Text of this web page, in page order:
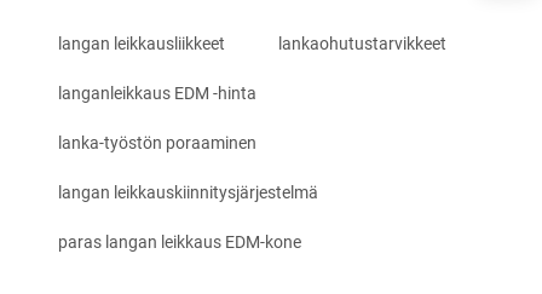
langan leikkausliikkeet lankaohutustarvikkeet
langanleikkaus EDM -hinta
lanka-työstön poraaminen
langan leikkauskiinnitysjärjestelmä
paras langan leikkaus EDM-kone